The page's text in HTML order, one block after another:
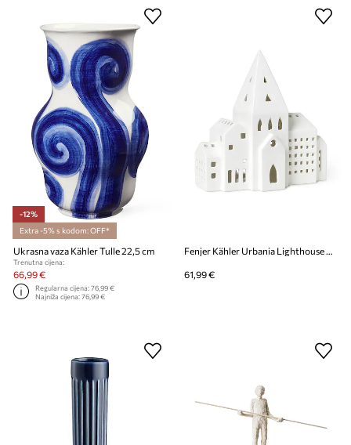
-12%
Extra -5% s kodom: OFF*
Ukrasna vaza Kähler Tulle 22,5 cm
Trenutna cijena:
66,99 €
Regularna cijena:76,99 €
Najniža cijena:76,99 €
61,99 €